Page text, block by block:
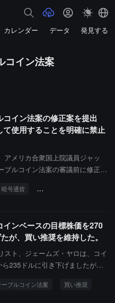
カレンダー データ 発見する
コイン法案
イン法案の修正案を提出
使用することを明確に禁止
アメリカ合衆国上院議員ジャッ
ブルコイン法案の審議前に修正案
。これには、暗号資産で税金を
口座を発行することを阻止する
リードとスミスが共同で提出し
ーブルコインの利回り制限を法案
。
暗号通貨 アメリカ合衆国上院議員
ンベースの目標株価を270
が、買い推奨を維持した。
スト、ジェームズ・ヤロは、コイ
235ドルに引き下げましたが、
、同株は下落しました。
ーブルコイン法案 買い推奨